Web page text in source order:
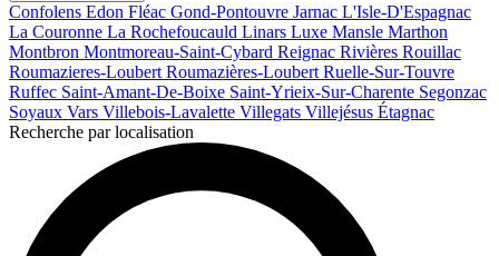
Confolens Edon Fléac Gond-Pontouvre Jarnac L'Isle-D'Espagnac
La Couronne La Rochefoucauld Linars Luxe Mansle Marthon
Montbron Montmoreau-Saint-Cybard Reignac Rivières Rouillac
Roumazieres-Loubert Roumazières-Loubert Ruelle-Sur-Touvre
Ruffec Saint-Amant-De-Boixe Saint-Yrieix-Sur-Charente Segonzac
Soyaux Vars Villebois-Lavalette Villegats Villejésus Étagnac
Recherche par localisation